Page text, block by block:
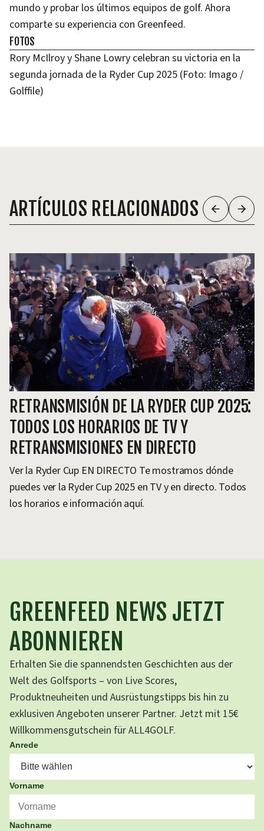
mundo y probar los últimos equipos de golf. Ahora
comparte su experiencia con Greenfeed.
FOTOS
Rory McIlroy y Shane Lowry celebran su victoria en la
segunda jornada de la Ryder Cup 2025 (Foto: Imago /
Golffile)
ARTÍCULOS RELACIONADOS
RETRANSMISIÓN DE LA RYDER CUP 2025:
TODOS LOS HORARIOS DE TV Y
RETRANSMISIONES EN DIRECTO
Ver la Ryder Cup EN DIRECTO Te mostramos dónde
puedes ver la Ryder Cup 2025 en TV y en directo. Todos
los horarios e información aquí.
GREENFEED NEWS JETZT
ABONNIEREN
Erhalten Sie die spannendsten Geschichten aus der
Welt des Golfsports – von Live Scores,
Produktneuheiten und Ausrüstungstipps bis hin zu
exklusiven Angeboten unserer Partner. Jetzt mit 15€
Willkommensgutschein für ALL4GOLF.
Anrede
Vorname
Nachname